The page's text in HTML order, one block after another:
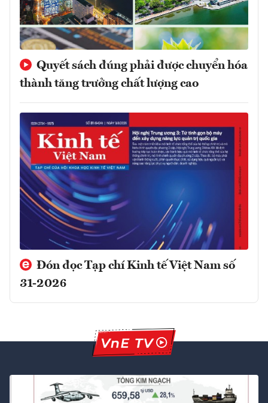
Quyết sách đúng phải được chuyển hóa
thành tăng trưởng chất lượng cao
Đón đọc Tạp chí Kinh tế Việt Nam số
31-2026